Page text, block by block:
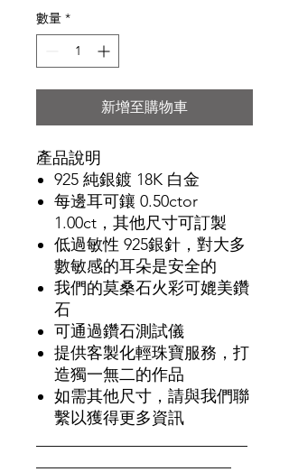
數量 *
新增至購物車
產品說明
925 純銀鍍 18K 白金
每邊耳可鑲 0.50ctor
1.00ct，其他尺寸可訂製
低過敏性 925銀針，對大多
數敏感的耳朵是安全的
我們的莫桑石火彩可媲美鑽
石
可通過鑽石測試儀
提供客製化輕珠寶服務，打
造獨一無二的作品
如需其他尺寸，請與我們聯
繫以獲得更多資訊